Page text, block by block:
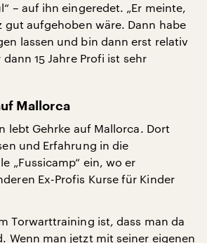
– auf ihn eingeredet. „Er meinte,
gut aufgehoben wäre. Dann habe
lassen und bin dann erst relativ
15 Jahre Profi ist sehr
Mallorca
lebt Gehrke auf Mallorca. Dort
und Erfahrung in die
„Fussicamp“ ein, wo er
Ex-Profis Kurse für Kinder
Torwarttraining ist, dass man da
Wenn man jetzt mit seiner eigenen